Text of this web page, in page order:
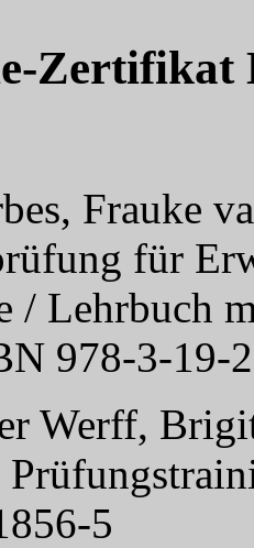
Zertifikat
Frauke
für
/ Lehrbuch
978-3-19-
Werff,
5